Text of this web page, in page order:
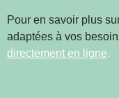
Pour en savoir plus
adaptées à vos
directement en ligne.